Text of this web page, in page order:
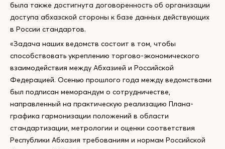
была также достигнута договоренность об организации
доступа абхазской стороны к базе данных действующих
в России стандартов.
«Задача наших ведомств состоит в том, чтобы
способствовать укреплению торгово-экономического
взаимодействия между Абхазией и Российской
Федерацией. Осенью прошлого года между ведомствами
был подписан меморандум о сотрудничестве,
направленный на практическую реализацию Плана-
графика гармонизации положений в области
стандартизации, метрологии и оценки соответствия
Республики Абхазия требованиям и нормам Российской